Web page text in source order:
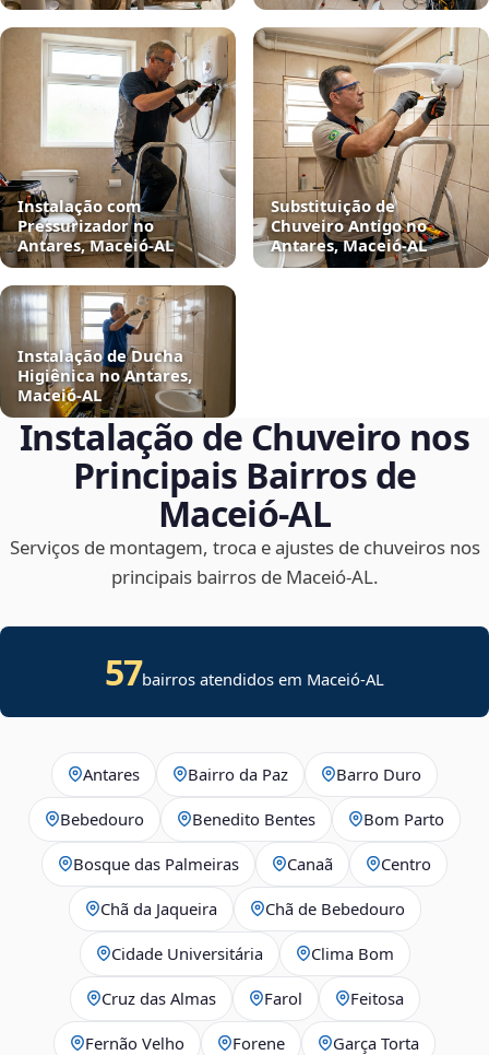
Instalação com
Pressurizador no
Antares, Maceió‑AL
Substituição de
Chuveiro Antigo no
Antares, Maceió‑AL
Instalação de Ducha
Higiênica no Antares,
Maceió‑AL
Instalação de Chuveiro nos
Principais Bairros de
Maceió‑AL
Serviços de montagem, troca e ajustes de chuveiros nos
principais bairros de Maceió‑AL.
57bairros atendidos em Maceió-AL
Antares Bairro da Paz Barro Duro
Bebedouro Benedito Bentes Bom Parto
Bosque das Palmeiras Canaã Centro
Chã da Jaqueira Chã de Bebedouro
Cidade Universitária Clima Bom
Cruz das Almas Farol Feitosa
Fernão Velho Forene Garça Torta